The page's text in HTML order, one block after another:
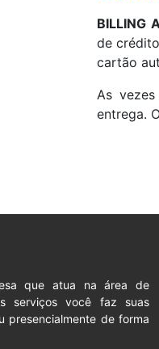
BILLING
de
cartão
As
entrega.
que atua na área de
serviços você faz suas
presencialmente de forma